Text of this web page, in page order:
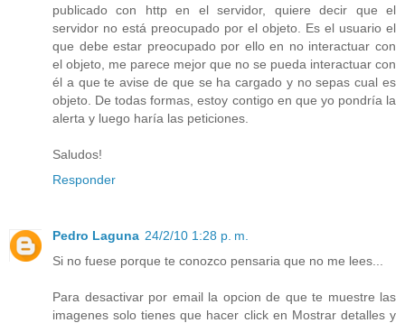
publicado con http en el servidor, quiere decir que el
servidor no está preocupado por el objeto. Es el usuario el
que debe estar preocupado por ello en no interactuar con
el objeto, me parece mejor que no se pueda interactuar con
él a que te avise de que se ha cargado y no sepas cual es
objeto. De todas formas, estoy contigo en que yo pondría la
alerta y luego haría las peticiones.
Saludos!
Responder
Pedro Laguna 24/2/10 1:28 p. m.
Si no fuese porque te conozco pensaria que no me lees...
Para desactivar por email la opcion de que te muestre las
imagenes solo tienes que hacer click en Mostrar detalles y